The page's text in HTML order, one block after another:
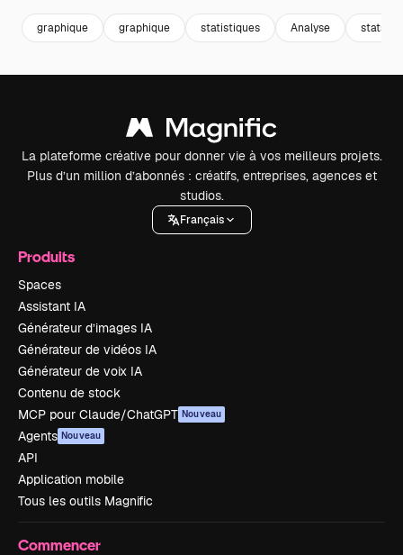
graphique graphique statistiques Analyse stats
La plateforme créative pour donner vie à vos meilleurs projets.
Plus d’un million d’abonnés : créatifs, entreprises, agences et
studios.
Français
Produits
Spaces
Assistant IA
Générateur d’images IA
Générateur de vidéos IA
Générateur de voix IA
Contenu de stock
MCP pour Claude/ChatGPT Nouveau
Agents Nouveau
API
Application mobile
Tous les outils Magnific
Commencer